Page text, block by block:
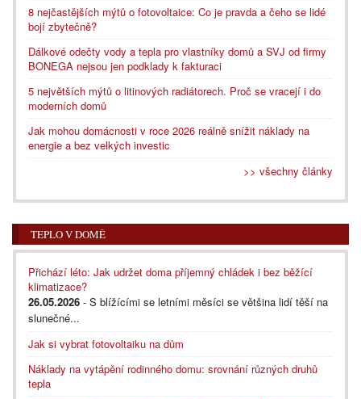
8 nejčastějších mýtů o fotovoltaice: Co je pravda a čeho se lidé
bojí zbytečně?
Dálkové odečty vody a tepla pro vlastníky domů a SVJ od firmy
BONEGA nejsou jen podklady k fakturaci
5 největších mýtů o litinových radiátorech. Proč se vracejí i do
moderních domů
Jak mohou domácnosti v roce 2026 reálně snížit náklady na
energie a bez velkých investic
>> všechny články
TEPLO V DOMĚ
Přichází léto: Jak udržet doma příjemný chládek i bez běžící
klimatizace?
26.05.2026 - S blížícími se letními měsíci se většina lidí těší na
slunečné...
Jak si vybrat fotovoltaiku na dům
Náklady na vytápění rodinného domu: srovnání různých druhů
tepla